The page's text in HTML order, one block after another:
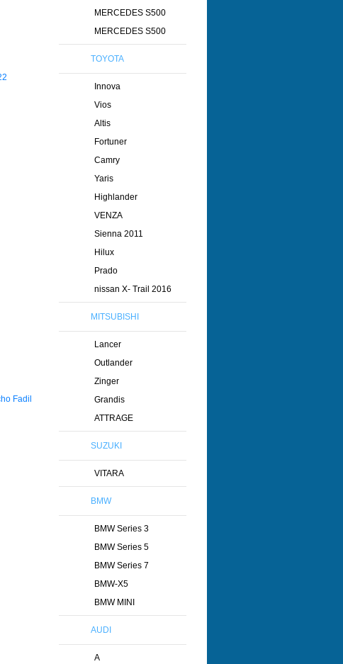
MERCEDES S500
MERCEDES S500
TOYOTA
Innova
Vios
Altis
Fortuner
Camry
Yaris
Highlander
VENZA
Sienna 2011
Hilux
Prado
nissan X- Trail 2016
MITSUBISHI
Lancer
Outlander
Zinger
Grandis
ATTRAGE
SUZUKI
VITARA
BMW
BMW Series 3
BMW Series 5
BMW Series 7
BMW-X5
BMW MINI
AUDI
A